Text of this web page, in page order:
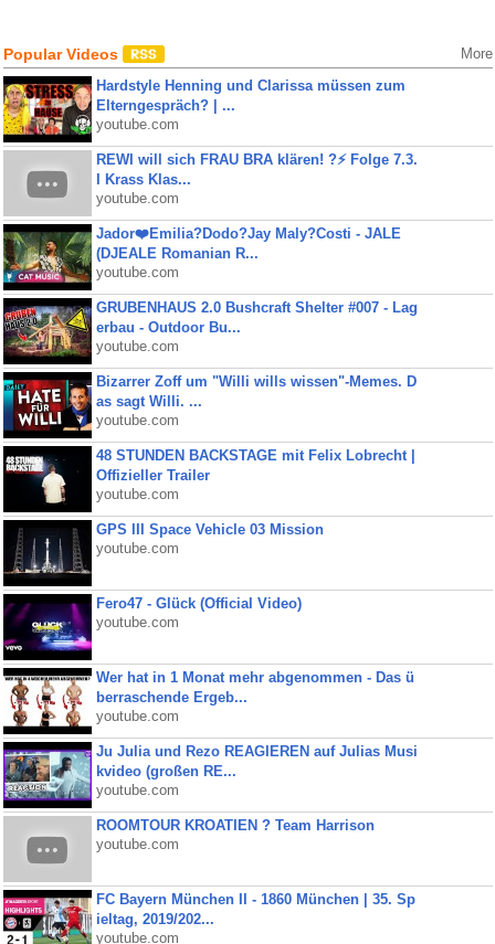
Popular Videos More
Hardstyle Henning und Clarissa müssen zum
Elterngespräch? | ...
youtube.com
REWI will sich FRAU BRA klären! ?⚡️ Folge 7.3.
I Krass Klas...
youtube.com
Jador❤️Emilia?Dodo?Jay Maly?Costi - JALE
(DJEALE Romanian R...
youtube.com
GRUBENHAUS 2.0 Bushcraft Shelter #007 - Lag
erbau - Outdoor Bu...
youtube.com
Bizarrer Zoff um "Willi wills wissen"-Memes. D
as sagt Willi. ...
youtube.com
48 STUNDEN BACKSTAGE mit Felix Lobrecht |
Offizieller Trailer
youtube.com
GPS III Space Vehicle 03 Mission
youtube.com
Fero47 - Glück (Official Video)
youtube.com
Wer hat in 1 Monat mehr abgenommen - Das ü
berraschende Ergeb...
youtube.com
Ju Julia und Rezo REAGIEREN auf Julias Musi
kvideo (großen RE...
youtube.com
ROOMTOUR KROATIEN ? Team Harrison
youtube.com
FC Bayern München II - 1860 München | 35. Sp
ieltag, 2019/202...
youtube.com